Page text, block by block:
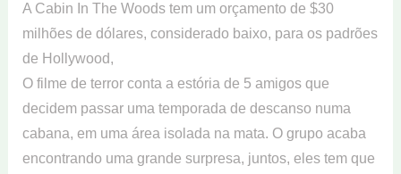
A Cabin In The Woods tem um orçamento de $30
milhões de dólares, considerado baixo, para os padrões
de Hollywood,
O filme de terror conta a estória de 5 amigos que
decidem passar uma temporada de descanso numa
cabana, em uma área isolada na mata. O grupo acaba
encontrando uma grande surpresa, juntos, eles tem que